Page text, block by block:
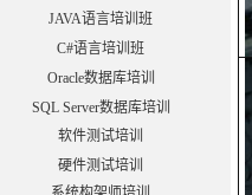
JAVA语言培训班
C#语言培训班
Oracle数据库培训
SQL Server数据库培训
软件测试培训
硬件测试培训